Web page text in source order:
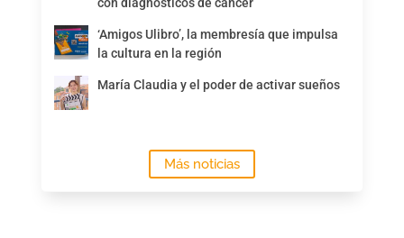
‘Amigos Ulibro’, la membresía que impulsa
la cultura en la región
María Claudia y el poder de activar sueños
Más noticias